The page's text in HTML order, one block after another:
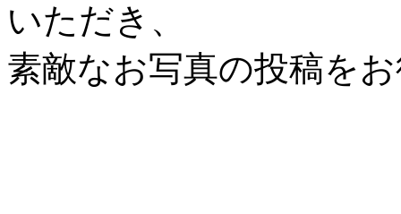
いただき、
素敵なお写真の投稿を